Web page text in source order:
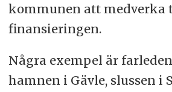
kommunen att medverka
finansieringen.
Några exempel är
hamnen i Gävle, slussen i